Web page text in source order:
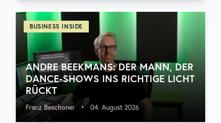
BUSINESS INSIDE
ANDRE BEEKMANS: DER MANN, DER
DANCE-SHOWS INS RICHTIGE LICHT
RÜCKT
Franz Beschoner • 04. August 2026